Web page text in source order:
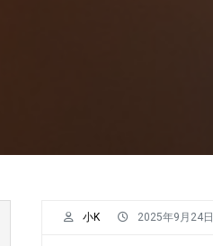
小K 2025年9月24日